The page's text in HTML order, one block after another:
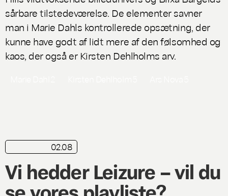
sårbare tilstedeværelse. De elementer savner
man i Marie Dahls kontrollerede opsætning, der
kunne have godt af lidt mere af den følsomhed og
kaos, der også er Kirsten Dehlholms arv.
02.08
Vi hedder Leizure – vil du